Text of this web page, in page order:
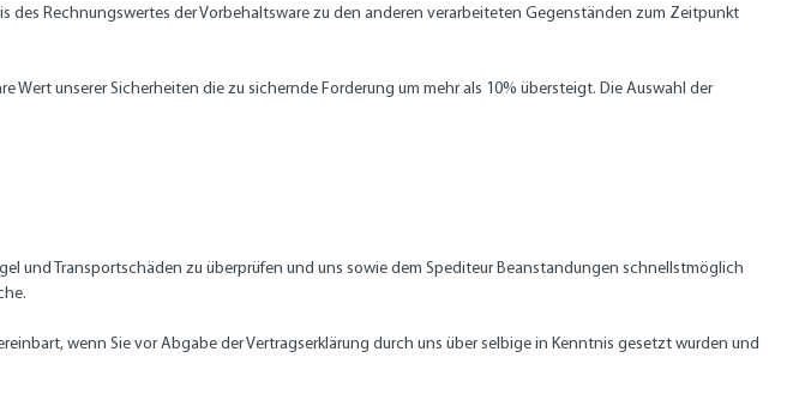
des Rechnungswertes der Vorbehaltsware zu den anderen verarbeiteten Gegenständen zum Zeitpunkt
unserer Sicherheiten die zu sichernde Forderung um mehr als 10% übersteigt. Die Auswahl der
und Transportschäden zu überprüfen und uns sowie dem Spediteur Beanstandungen schnellstmöglich
wenn Sie vor Abgabe der Vertragserklärung durch uns über selbige in Kenntnis gesetzt wurden und